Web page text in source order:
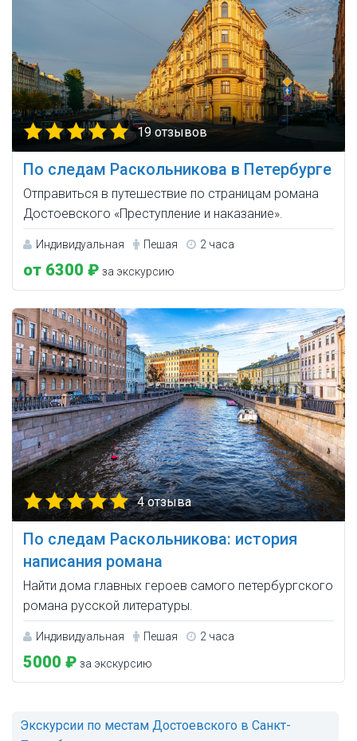
19 отзывов
По следам Раскольникова в Петербурге
Отправиться в путешествие по страницам романа
Достоевского «Преступление и наказание».
Индивидуальная Пешая 2 часа
от 6300 ₽ за экскурсию
4 отзыва
По следам Раскольникова: история
написания романа
Найти дома главных героев самого петербургского
романа русской литературы.
Индивидуальная Пешая 2 часа
5000 ₽ за экскурсию
Экскурсии по местам Достоевского в Санкт-